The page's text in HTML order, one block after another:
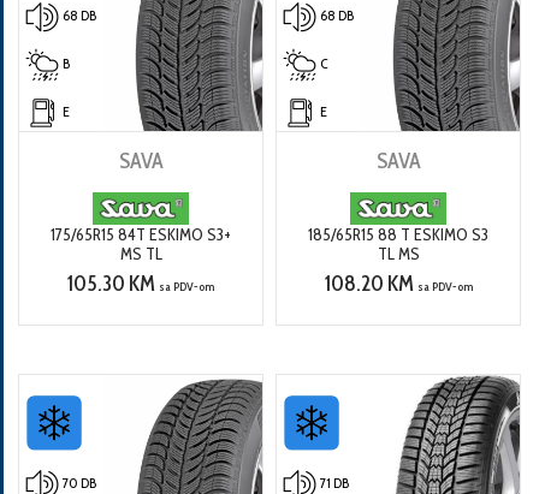
68 DB
B
E
SAVA
175/65R15 84T ESKIMO S3+
MS TL
105.30 KM sa PDV-om
68 DB
C
E
SAVA
185/65R15 88 T ESKIMO S3
TL MS
108.20 KM sa PDV-om
70 DB 71 DB